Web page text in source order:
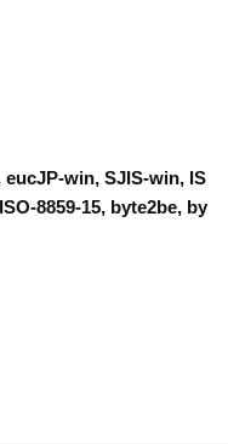
eucJP-win, SJIS-win, IS
8859-15, byte2be, by